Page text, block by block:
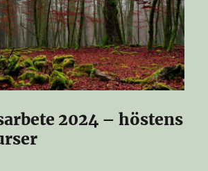
2024 – höstens